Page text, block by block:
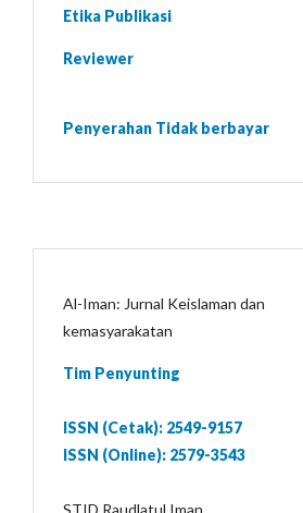
Etika Publikasi
Reviewer
Penyerahan Tidak berbayar
Al-Iman: Jurnal Keislaman dan
kemasyarakatan
Tim Penyunting
ISSN (Cetak): 2549-9157
ISSN (Online): 2579-3543
STID Raudlatul Iman